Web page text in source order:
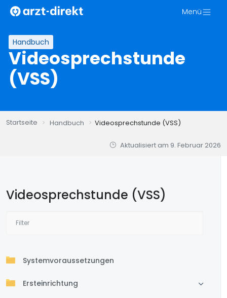
Zum
Inhalt
Menü
Handbuch
Videosprechstunde
(VSS)
Startseite Handbuch Videosprechstunde (VSS)
Aktualisiert am 9. Februar 2026
Videosprechstunde (VSS)
Systemvoraussetzungen
Ersteinrichtung